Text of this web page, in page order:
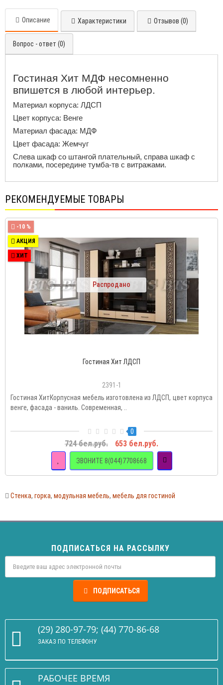
Описание Характеристики Отзывов (0)
Вопрос - ответ (0)
Гостиная Хит МДФ несомненно
впишется в любой интерьер.
Материал корпуса: ЛДСП
Цвет корпуса: Венге
Материал фасада: МДФ
Цвет фасада: Жемчуг
Слева шкаф со штангой плательный, справа шкаф с
полками, посередине тумба-тв с витражами.
РЕКОМЕНДУЕМЫЕ ТОВАРЫ
-10 %
АКЦИЯ
ХИТ
Распродано
Гостиная Хит ЛДСП
2391-1
Гостиная ХитКорпусная мебель изготовлена из ЛДСП, цвет корпуса
венге, фасада - ваниль. Современная, ..
0
724 бел.руб. 653 бел.руб.
ЗВОНИТЕ 8(044)7708668
Стенка, горка, модульная мебель, мебель для гостиной
ПОДПИСАТЬСЯ НА РАССЫЛКУ
ПОДПИСАТЬСЯ
(29) 280-97-79; (44) 770-86-68
ЗАКАЗ ПО ТЕЛЕФОНУ
РАБОЧЕЕ ВРЕМЯ